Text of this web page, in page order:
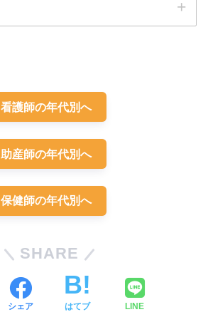
看護師の年代別へ
助産師の年代別へ
保健師の年代別へ
SHARE
シェア はてブ LINE